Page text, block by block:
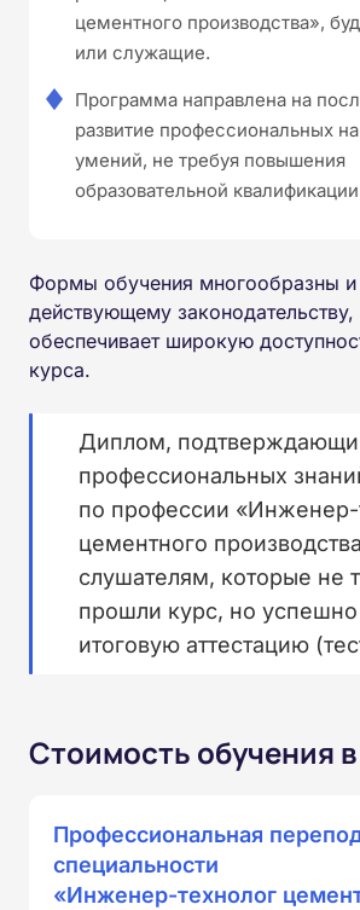
цементного производства»,
или служащие.
Программа направлена на
развитие профессиональных
умений, не требуя повышения
образовательной
Формы обучения многообразны и
действующему законодательству,
обеспечивает широкую
курса.
Диплом,
профессиональных
по профессии «Инженер-
цементного
слушателям, которые не
прошли курс, но успешно
итоговую аттестацию
Стоимость обучения
Профессиональная
специальности
«Инженер-технолог